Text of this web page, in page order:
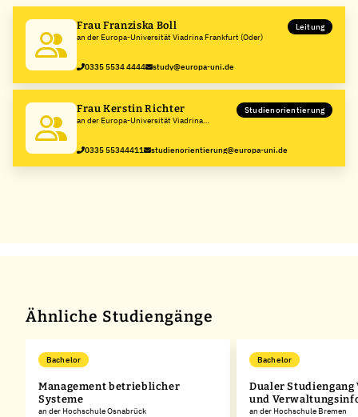
Frau Franziska Boll
an der Europa-Universität Viadrina Frankfurt (Oder)
Leitung
0335 5534 4444 study@europa-uni.de
Frau Kerstin Richter
an der Europa-Universität Viadrina
Studienorientierung
0335 55344411 studienorientierung@europa-uni.de
Ähnliche Studiengänge
Bachelor
Management betrieblicher
Systeme
an der Hochschule Osnabrück
Bachelor
Dualer
und
an der Hochschule Bremen